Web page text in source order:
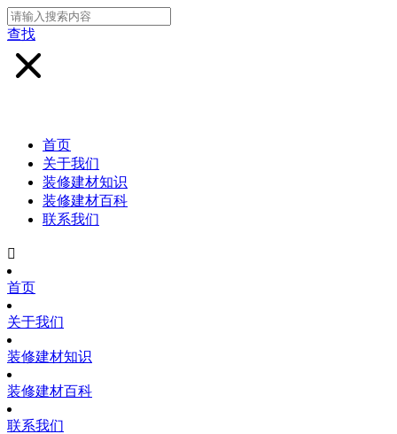
查找
首页
关于我们
装修建材知识
装修建材百科
联系我们

首页
关于我们
装修建材知识
装修建材百科
联系我们